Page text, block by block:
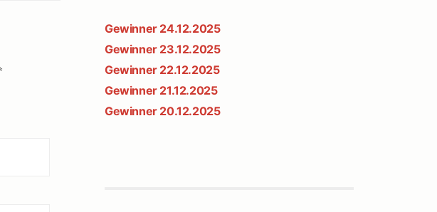
Gewinner 24.12.2025
Gewinner 23.12.2025
Gewinner 22.12.2025
Gewinner 21.12.2025
Gewinner 20.12.2025